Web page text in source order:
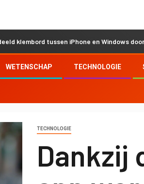
tussen iPhone en Windows door Europese
WETENSCHAP TECHNOLOGIE
TECHNOLOGIE
Dankzij